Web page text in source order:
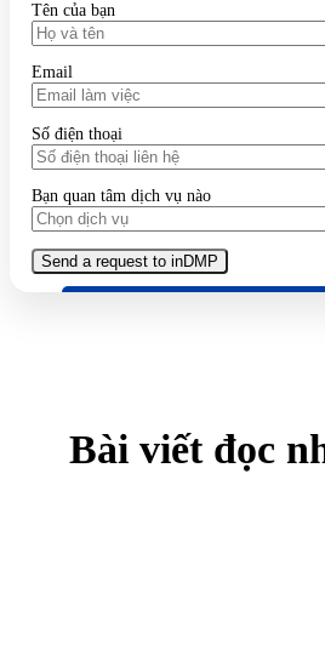
Tên của bạn
Email
Số điện thoại
Bạn quan tâm dịch vụ nào
Bài viết đọc